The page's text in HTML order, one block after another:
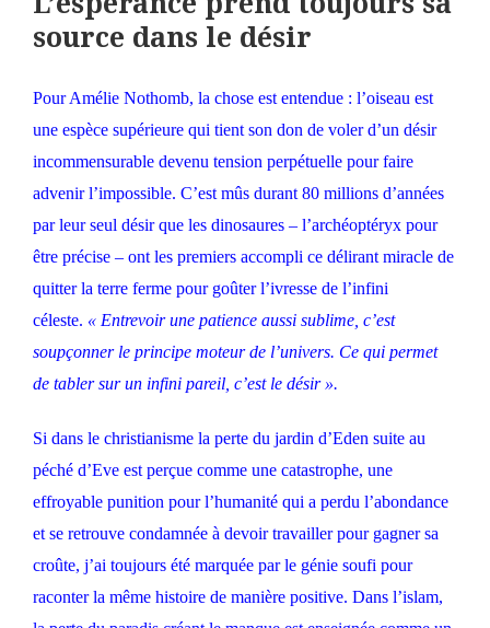
source dans le désir
Pour Amélie Nothomb, la chose est entendue : l’oiseau est
une espèce supérieure qui tient son don de voler d’un désir
incommensurable devenu tension perpétuelle pour faire
advenir l’impossible. C’est mûs durant 80 millions d’années
par leur seul désir que les dinosaures – l’archéoptéryx pour
être précise – ont les premiers accompli ce délirant miracle de
quitter la terre ferme pour goûter l’ivresse de l’infini
céleste. « Entrevoir une patience aussi sublime, c’est
soupçonner le principe moteur de l’univers. Ce qui permet
de tabler sur un infini pareil, c’est le désir ».
Si dans le christianisme la perte du jardin d’Eden suite au
péché d’Eve est perçue comme une catastrophe, une
effroyable punition pour l’humanité qui a perdu l’abondance
et se retrouve condamnée à devoir travailler pour gagner sa
croûte, j’ai toujours été marquée par le génie soufi pour
raconter la même histoire de manière positive. Dans l’islam,